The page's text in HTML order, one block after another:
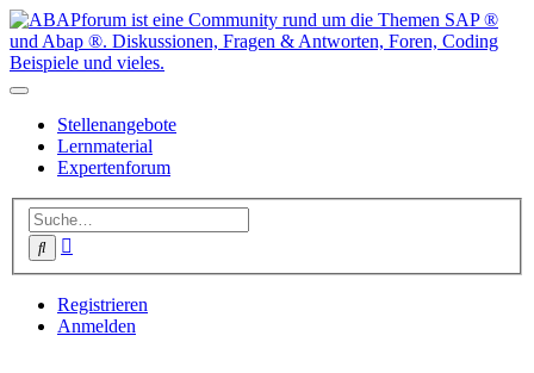
Stellenangebote
Lernmaterial
Expertenforum
Suche
Registrieren
Anmelden